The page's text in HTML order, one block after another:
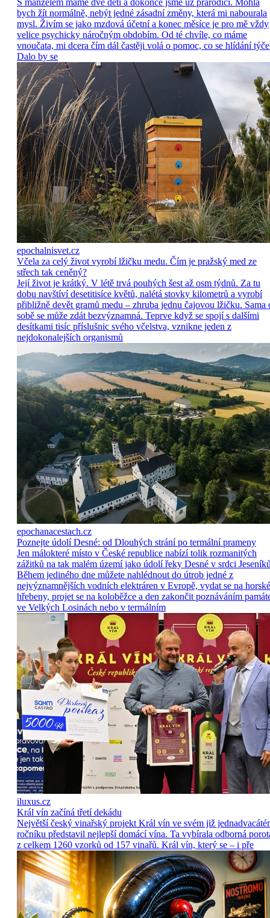
bych žít normálně, nebýt jedné zásadní změny, která mi nabourala
mysl. Živím se jako mzdová účetní a konec měsíce je pro mě vždy
velice psychicky náročným obdobím. Od té chvíle, co máme
vnoučata, mi dcera čím dál častěji volá o pomoc, co se hlídání
Dalo by se
epochalnisvet.cz
Včela za celý život vyrobí lžičku medu. Čím je pražský med ze
střech tak ceněný?
Její život je krátký. V létě trvá pouhých šest až osm týdnů. Za tu
dobu navštíví desetitisíce květů, nalétá stovky kilometrů a vyrobí
přibližně devět gramů medu – zhruba jednu čajovou lžičku. Sama
sobě se může zdát bezvýznamná. Teprve když se spojí s dalšími
desítkami tisíc příslušnic svého včelstva, vznikne jeden z
nejdokonalejších organismů
epochanacestach.cz
Poznejte údolí Desné: od Dlouhých strání po termální prameny
Jen málokteré místo v České republice nabízí tolik rozmanitých
zážitků na tak malém území jako údolí řeky Desné v srdci
Během jediného dne můžete nahlédnout do útrob jedné z
nejvýznamnějších vodních elektráren v Evropě, vydat se na horské
hřebeny, projet se na koloběžce a den zakončit poznáváním
ve Velkých Losinách nebo v termálním
iluxus.cz
Král vín začíná třetí dekádu
Největší český vinařský projekt Král vín ve svém již
ročníku představil nejlepší domácí vína. Ta vybírala odborná
z celkem 1260 vzorků od 157 vinařů. Král vín, který se – i pře